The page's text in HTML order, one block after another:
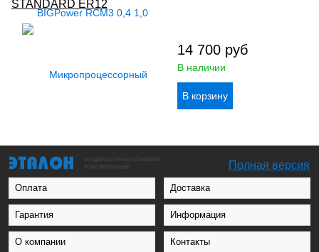
STANDARD ER12
14 700 руб
В наличии
Полная версия
Оплата Доставка
Гарантия Информация
О компании Контакты